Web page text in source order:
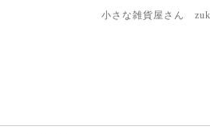
小さな雑貨屋さん